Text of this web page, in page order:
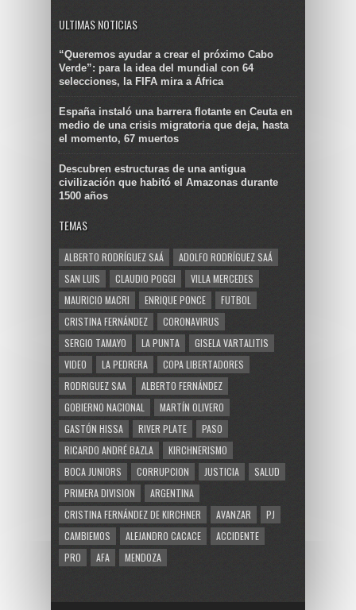
ULTIMAS NOTICIAS
“Queremos ayudar a crear el próximo Cabo
Verde”: para la idea del mundial con 64
selecciones, la FIFA mira a África
España instaló una barrera flotante en Ceuta en
medio de una crisis migratoria que deja, hasta
el momento, 67 muertos
Descubren estructuras de una antigua
civilización que habitó el Amazonas durante
1500 años
TEMAS
ALBERTO RODRÍGUEZ SAÁ
ADOLFO RODRÍGUEZ SAÁ
SAN LUIS
CLAUDIO POGGI
VILLA MERCEDES
MAURICIO MACRI
ENRIQUE PONCE
FUTBOL
CRISTINA FERNÁNDEZ
CORONAVIRUS
SERGIO TAMAYO
LA PUNTA
GISELA VARTALITIS
VIDEO
LA PEDRERA
COPA LIBERTADORES
RODRIGUEZ SAA
ALBERTO FERNÁNDEZ
GOBIERNO NACIONAL
MARTÍN OLIVERO
GASTÓN HISSA
RIVER PLATE
PASO
RICARDO ANDRÉ BAZLA
KIRCHNERISMO
BOCA JUNIORS
CORRUPCION JUSTICIA
SALUD
PRIMERA DIVISION
ARGENTINA
CRISTINA FERNÁNDEZ DE KIRCHNER
AVANZAR
PJ
CAMBIEMOS
ALEJANDRO CACACE
ACCIDENTE
PRO
AFA MENDOZA